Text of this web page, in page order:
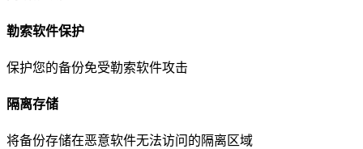
勒索软件保护
保护您的备份免受勒索软件攻击
隔离存储
将备份存储在恶意软件无法访问的隔离区域